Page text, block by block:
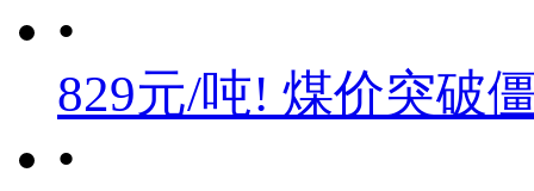
•
829元/吨! 煤价突破
•